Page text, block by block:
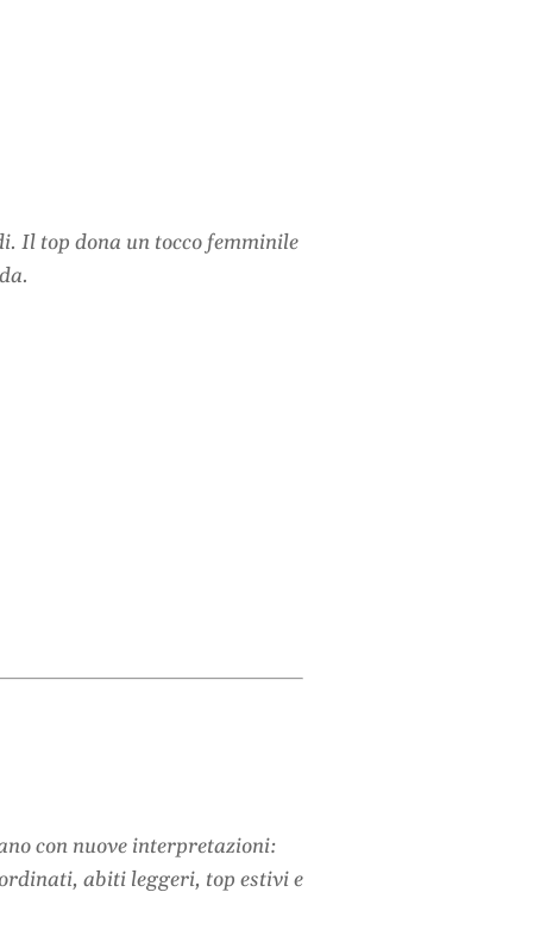
Il top dona un tocco femminile
con nuove interpretazioni:
abiti leggeri, top estivi e